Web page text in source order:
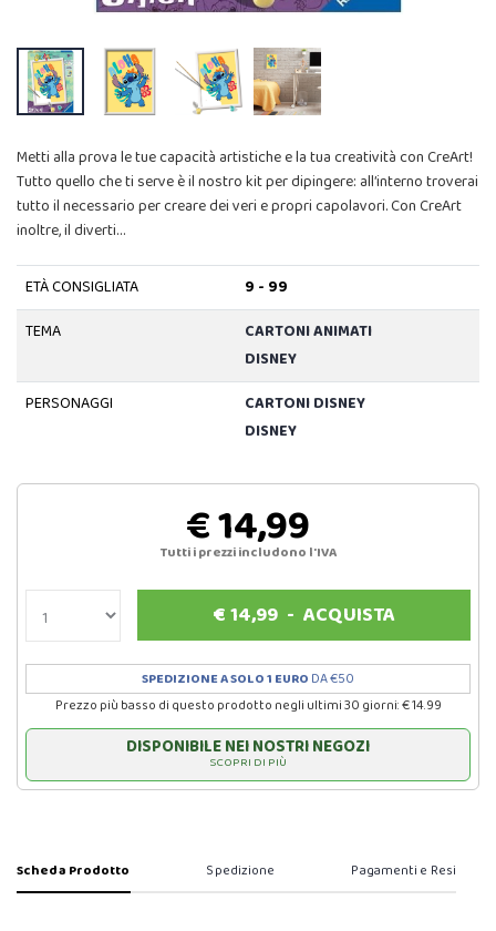
Metti alla prova le tue capacità artistiche e la tua creatività con CreArt!
Tutto quello che ti serve è il nostro kit per dipingere: all’interno troverai
tutto il necessario per creare dei veri e propri capolavori. Con CreArt
inoltre, il diverti…
ETÀ CONSIGLIATA
9 - 99
TEMA
CARTONI ANIMATI
DISNEY
PERSONAGGI
CARTONI DISNEY
DISNEY
€ 14,99
Tutti i prezzi includono l'IVA
€14,99- ACQUISTA
SPEDIZIONE A SOLO 1 EURO DA €50
Prezzo più basso di questo prodotto negli ultimi 30 giorni: € 14.99
DISPONIBILE NEI NOSTRI NEGOZI
SCOPRI DI PIÙ
Scheda Prodotto Spedizione Pagamenti e Resi